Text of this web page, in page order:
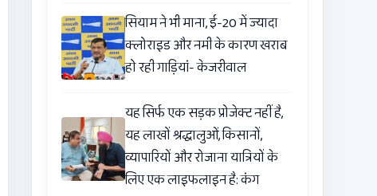
सियाम ने भी माना, ई-20 में ज्यादा
क्लोराइड और नमी के कारण खराब
हो रही गाड़ियां- केजरीवाल
यह सिर्फ एक सड़क प्रोजेक्ट नहीं है,
यह लाखों श्रद्धालुओं, किसानों,
व्यापारियों और रोजाना यात्रियों के
लिए एक लाइफलाइन है: कंग